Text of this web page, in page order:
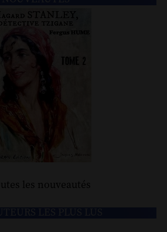
les nouveautés